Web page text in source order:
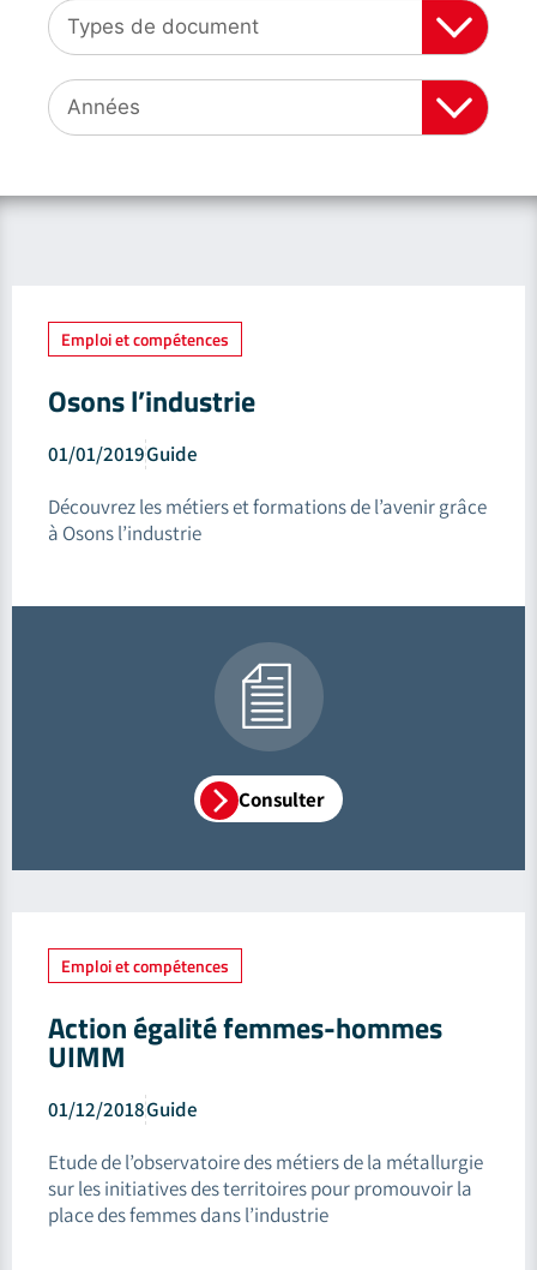
Emploi et compétences
Osons l’industrie
01/01/2019Guide
Découvrez les métiers et formations de l’avenir grâce
à Osons l’industrie
Consulter
Emploi et compétences
Action égalité femmes-hommes
UIMM
01/12/2018Guide
Etude de l’observatoire des métiers de la métallurgie
sur les initiatives des territoires pour promouvoir la
place des femmes dans l’industrie